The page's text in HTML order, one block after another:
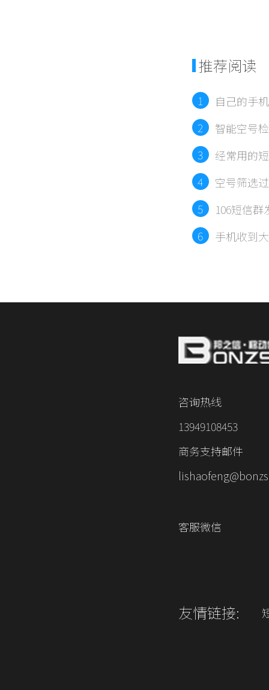
推荐阅读
1
自己的手
2
智能空号
3
经常用的
4
空号筛选
5
106短信
6
手机收到
咨询热线
13949108453
商务支持邮件
客服微信
友情链接: